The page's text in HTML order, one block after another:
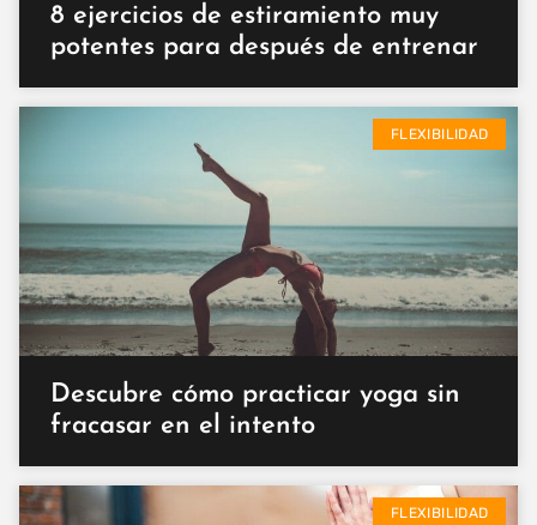
8 ejercicios de estiramiento muy
potentes para después de entrenar
FLEXIBILIDAD
Descubre cómo practicar yoga sin
fracasar en el intento
FLEXIBILIDAD